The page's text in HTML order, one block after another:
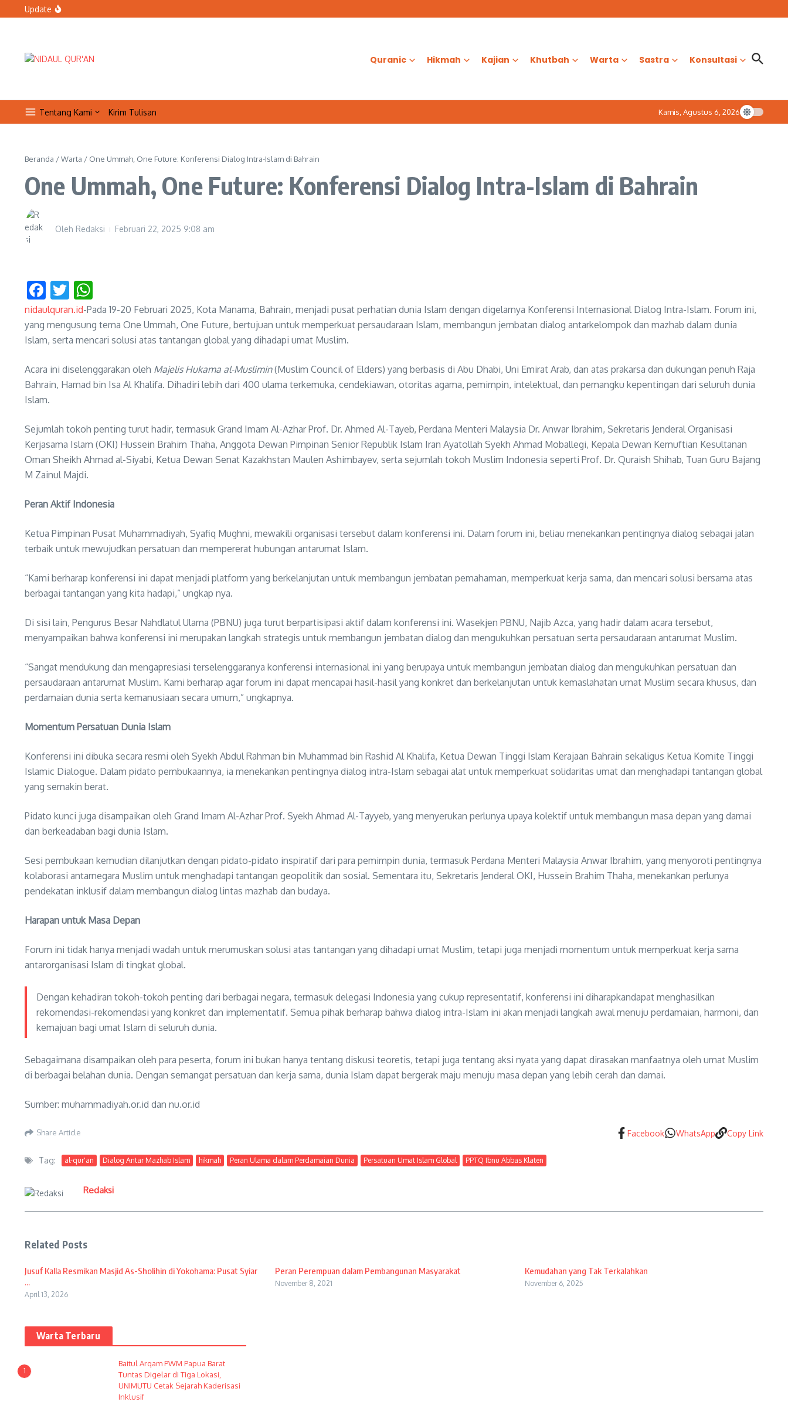
Lewati ke konten
Update
Quranic Hikmah Kajian Khutbah Warta Sastra Konsultasi
Tentang Kami Kirim Tulisan Kamis, Agustus 6, 2026
Beranda /Warta / One Ummah, One Future: Konferensi Dialog Intra-Islam di Bahrain
One Ummah, One Future: Konferensi Dialog Intra-Islam di Bahrain
Oleh Redaksi Februari 22, 2025 9:08 am
Facebook
Twitter
nidaulquran.id-Pada 19-20 Februari 2025, Kota Manama, Bahrain, menjadi pusat perhatian dunia Islam dengan digelarnya Konferensi Internasional Dialog Intra-Islam. Forum ini,
yang mengusung tema One Ummah, One Future, bertujuan untuk memperkuat persaudaraan Islam, membangun jembatan dialog antarkelompok dan mazhab dalam dunia
Islam, serta mencari solusi atas tantangan global yang dihadapi umat Muslim.
Acara ini diselenggarakan oleh Majelis Hukama al-Muslimin(Muslim Council of Elders) yang berbasis di Abu Dhabi, Uni Emirat Arab, dan atas prakarsa dan dukungan penuh Raja
Bahrain, Hamad bin Isa Al Khalifa. Dihadiri lebih dari 400 ulama terkemuka, cendekiawan, otoritas agama, pemimpin, intelektual, dan pemangku kepentingan dari seluruh dunia
Islam.
Sejumlah tokoh penting turut hadir, termasuk Grand Imam Al-Azhar Prof. Dr. Ahmed Al-Tayeb, Perdana Menteri Malaysia Dr. Anwar Ibrahim, Sekretaris Jenderal Organisasi
Kerjasama Islam (OKI) Hussein Brahim Thaha, Anggota Dewan Pimpinan Senior Republik Islam Iran Ayatollah Syekh Ahmad Moballegi, Kepala Dewan Kemuftian Kesultanan
Oman Sheikh Ahmad al-Siyabi, Ketua Dewan Senat Kazakhstan Maulen Ashimbayev, serta sejumlah tokoh Muslim Indonesia seperti Prof. Dr. Quraish Shihab, Tuan Guru Bajang
M Zainul Majdi.
Peran Aktif Indonesia
Ketua Pimpinan Pusat Muhammadiyah, Syafiq Mughni, mewakili organisasi tersebut dalam konferensi ini. Dalam forum ini, beliau menekankan pentingnya dialog sebagai jalan
terbaik untuk mewujudkan persatuan dan mempererat hubungan antarumat Islam.
“Kami berharap konferensi ini dapat menjadi platform yang berkelanjutan untuk membangun jembatan pemahaman, memperkuat kerja sama, dan mencari solusi bersama atas
berbagai tantangan yang kita hadapi,” ungkap nya.
Di sisi lain, Pengurus Besar Nahdlatul Ulama (PBNU) juga turut berpartisipasi aktif dalam konferensi ini. Wasekjen PBNU, Najib Azca, yang hadir dalam acara tersebut,
menyampaikan bahwa konferensi ini merupakan langkah strategis untuk membangun jembatan dialog dan mengukuhkan persatuan serta persaudaraan antarumat Muslim.
“Sangat mendukung dan mengapresiasi terselenggaranya konferensi internasional ini yang berupaya untuk membangun jembatan dialog dan mengukuhkan persatuan dan
persaudaraan antarumat Muslim. Kami berharap agar forum ini dapat mencapai hasil-hasil yang konkret dan berkelanjutan untuk kemaslahatan umat Muslim secara khusus, dan
perdamaian dunia serta kemanusiaan secara umum,” ungkapnya.
Momentum Persatuan Dunia Islam
Konferensi ini dibuka secara resmi oleh Syekh Abdul Rahman bin Muhammad bin Rashid Al Khalifa, Ketua Dewan Tinggi Islam Kerajaan Bahrain sekaligus Ketua Komite Tinggi
Islamic Dialogue. Dalam pidato pembukaannya, ia menekankan pentingnya dialog intra-Islam sebagai alat untuk memperkuat solidaritas umat dan menghadapi tantangan global
yang semakin berat.
Pidato kunci juga disampaikan oleh Grand Imam Al-Azhar Prof. Syekh Ahmad Al-Tayyeb, yang menyerukan perlunya upaya kolektif untuk membangun masa depan yang damai
dan berkeadaban bagi dunia Islam.
Sesi pembukaan kemudian dilanjutkan dengan pidato-pidato inspiratif dari para pemimpin dunia, termasuk Perdana Menteri Malaysia Anwar Ibrahim, yang menyoroti pentingnya
kolaborasi antarnegara Muslim untuk menghadapi tantangan geopolitik dan sosial. Sementara itu, Sekretaris Jenderal OKI, Hussein Brahim Thaha, menekankan perlunya
pendekatan inklusif dalam membangun dialog lintas mazhab dan budaya.
Harapan untuk Masa Depan
Forum ini tidak hanya menjadi wadah untuk merumuskan solusi atas tantangan yang dihadapi umat Muslim, tetapi juga menjadi momentum untuk memperkuat kerja sama
antarorganisasi Islam di tingkat global.
Dengan kehadiran tokoh-tokoh penting dari berbagai negara, termasuk delegasi Indonesia yang cukup representatif, konferensi ini diharapkandapat menghasilkan
rekomendasi-rekomendasi yang konkret dan implementatif. Semua pihak berharap bahwa dialog intra-Islam ini akan menjadi langkah awal menuju perdamaian, harmoni, dan
kemajuan bagi umat Islam di seluruh dunia.
Sebagaimana disampaikan oleh para peserta, forum ini bukan hanya tentang diskusi teoretis, tetapi juga tentang aksi nyata yang dapat dirasakan manfaatnya oleh umat Muslim
di berbagai belahan dunia. Dengan semangat persatuan dan kerja sama, dunia Islam dapat bergerak maju menuju masa depan yang lebih cerah dan damai.
Sumber: muhammadiyah.or.id dan nu.or.id
Share Article Facebook WhatsApp Copy Link
Tag: al-qur'an Dialog Antar Mazhab Islam hikmah Peran Ulama dalam Perdamaian Dunia Persatuan Umat Islam Global PPTQ Ibnu Abbas Klaten
Redaksi
Related Posts
Jusuf Kalla Resmikan Masjid As-Sholihin di Yokohama: Pusat Syiar
...
April 13, 2026
Peran Perempuan dalam Pembangunan Masyarakat
November 8, 2021
Kemudahan yang Tak Terkalahkan
November 6, 2025
Warta Terbaru
1
Baitul Arqam PWM Papua Barat
Tuntas Digelar di Tiga Lokasi,
UNIMUTU Cetak Sejarah Kaderisasi
Inklusif